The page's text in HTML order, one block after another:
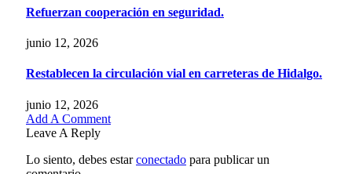
Refuerzan cooperación en seguridad.
junio 12, 2026
Restablecen la circulación vial en carreteras de Hidalgo.
junio 12, 2026
Add A Comment
Leave A Reply
Lo siento, debes estarconectado para publicar un